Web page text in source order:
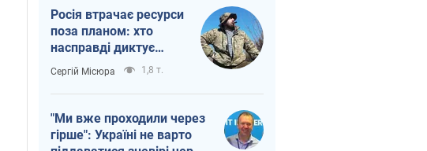
Росія втрачає ресурси
поза планом: хто
насправді диктує
темп війни
Сергій Місюра 1,8 т.
"Ми вже проходили через
гірше": Україні не варто